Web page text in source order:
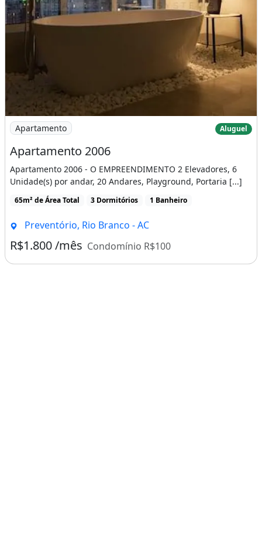
Imagem: Apartamento 2006
Apartamento Aluguel
Apartamento 2006
Apartamento 2006 - O EMPREENDIMENTO 2 Elevadores, 6
Unidade(s) por andar, 20 Andares, Playground, Portaria [...]
65m² de Área Total 3 Dormitórios 1 Banheiro
Preventório, Rio Branco - AC
R$1.800 /mês Condomínio R$100